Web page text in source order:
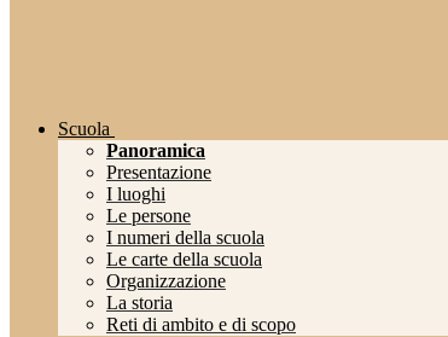
Scuola
Panoramica
Presentazione
I luoghi
Le persone
I numeri della scuola
Le carte della scuola
Organizzazione
La storia
Reti di ambito e di scopo